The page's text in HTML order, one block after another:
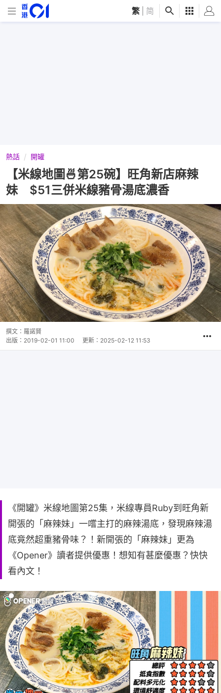
繁 简
熱話 開罐
【米線地圖🍜第25碗】旺角新店麻辣
妹 $51三併米線豬骨湯底濃香
撰文： 羅諾賢
出版： 2019-02-01 11:00 更新： 2025-02-12 11:53
《開罐》米線地圖第25集，米線專員Ruby到旺角新
開張的「麻辣妹」一嚐主打的麻辣湯底，發現麻辣湯
底竟然超重豬骨味？！新開張的「麻辣妹」更為
《Opener》讀者提供優惠！想知有甚麼優惠？快快
看內文！